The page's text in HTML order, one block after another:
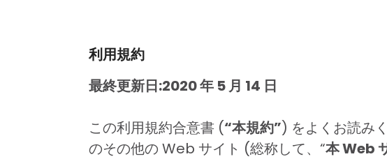
利用規約
最終更新日:2020 年 5 月 14 日
この利用規約合意書 (“本規約”) をよくお読み
のその他の Web サイト (総称して、“本 Web